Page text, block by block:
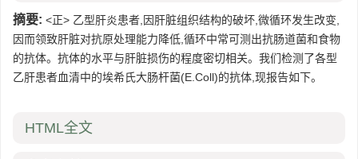
摘要: <正> 乙型肝炎患者,因肝脏组织结构的破坏,微循环发生改变,
因而领致肝脏对抗原处理能力降低,循环中常可测出抗肠道菌和食物
的抗体。抗体的水平与肝脏损伤的程度密切相关。我们检测了各型
乙肝患者血清中的埃希氏大肠杆菌(E.Coll)的抗体,现报告如下。
HTML全文